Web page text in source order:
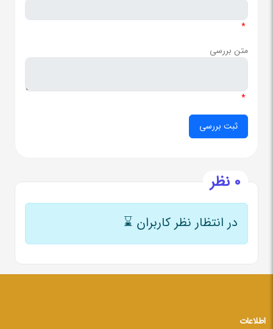
*
متن بررسی
*
0 نظر
در انتظار نظر کاربران ⌛
اطلاعات